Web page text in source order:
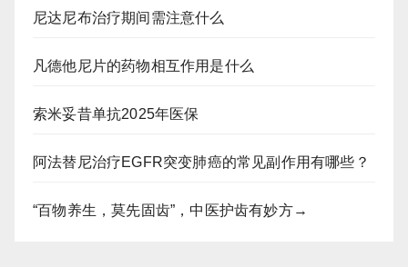
尼达尼布治疗期间需注意什么
凡德他尼片的药物相互作用是什么
索米妥昔单抗2025年医保
阿法替尼治疗EGFR突变肺癌的常见副作用有哪些？
“百物养生，莫先固齿”，中医护齿有妙方→